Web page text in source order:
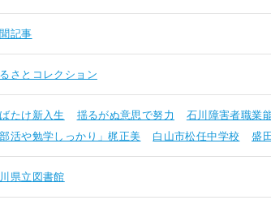
記事
さとコレクション
たけ新入生 揺るがぬ意思で努力 石川障害者職業
部活や勉学しっかり」梶正美
白山市松任中学校 盛
県立図書館